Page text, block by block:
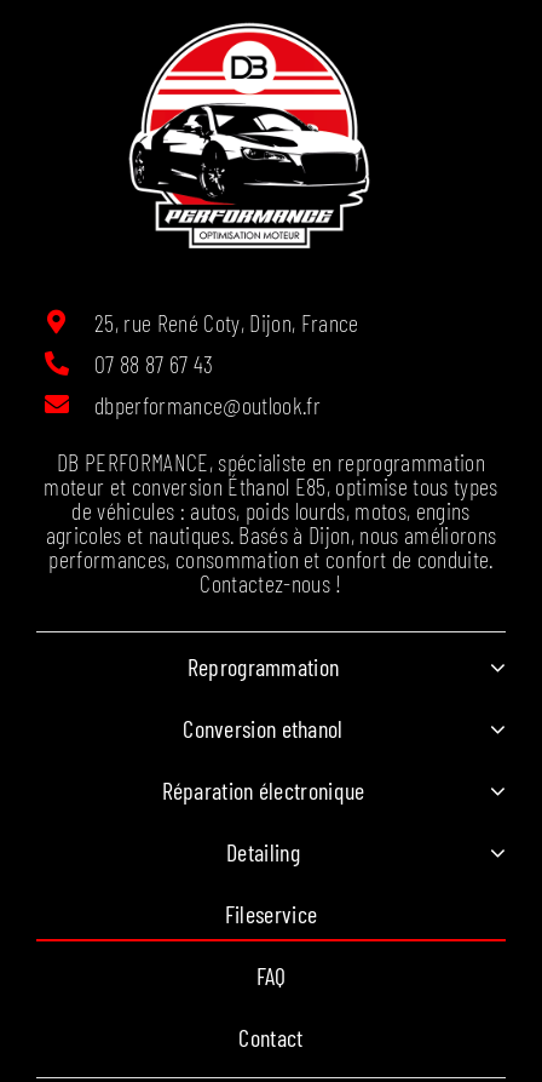
25, rue René Coty, Dijon, France
07 88 87 67 43
dbperformance@outlook.fr
DB PERFORMANCE, spécialiste en reprogrammation
moteur et conversion Éthanol E85, optimise tous types
de véhicules : autos, poids lourds, motos, engins
agricoles et nautiques. Basés à Dijon, nous améliorons
performances, consommation et confort de conduite.
Contactez-nous !
Reprogrammation
Conversion ethanol
Réparation électronique
Detailing
Fileservice
FAQ
Contact